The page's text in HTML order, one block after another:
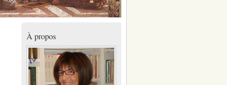
À propos